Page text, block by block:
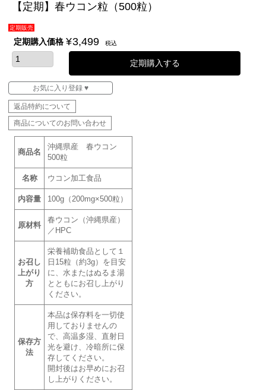
【定期】春ウコン粒（500粒）
定期販売
定期購入価格 ¥3,499 税込
定期購入する
お気に入り登録 ♥
返品特約について
商品についてのお問い合わせ
商品名
沖縄県産 春ウコン
500粒
名称 ウコン加工食品
内容量 100g（200mg×500粒）
原材料
春ウコン（沖縄県産）
／HPC
お召し
上がり
方
栄養補助食品として１
日15粒（約3g）を目安
に、水またはぬるま湯
とともにお召し上がり
ください。
保存方
法
本品は保存料を一切使
用しておりませんの
で、高温多湿、直射日
光を避け、冷暗所に保
存してください。
開封後はお早めにお召
し上がりください。